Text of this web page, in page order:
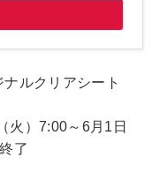
ルクリアシート
火）7:00～6月1日
了